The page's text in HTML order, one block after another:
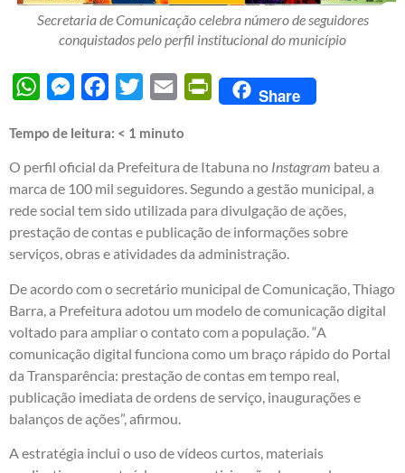
Secretaria de Comunicação celebra número de seguidores
conquistados pelo perfil institucional do município
WhatsAppMessengerFacebook
Twitter Email PrintFriendly
Share
Tempo de leitura: < 1 minuto
O perfil oficial da Prefeitura de Itabuna no Instagram bateu a
marca de 100 mil seguidores. Segundo a gestão municipal, a
rede social tem sido utilizada para divulgação de ações,
prestação de contas e publicação de informações sobre
serviços, obras e atividades da administração.
De acordo com o secretário municipal de Comunicação, Thiago
Barra, a Prefeitura adotou um modelo de comunicação digital
voltado para ampliar o contato com a população. “A
comunicação digital funciona como um braço rápido do Portal
da Transparência: prestação de contas em tempo real,
publicação imediata de ordens de serviço, inaugurações e
balanços de ações”, afirmou.
A estratégia inclui o uso de vídeos curtos, materiais